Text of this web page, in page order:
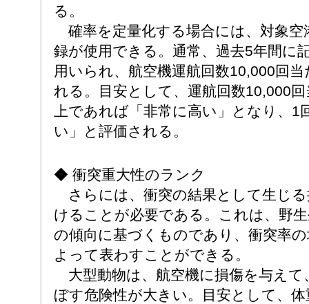
る。
確率を定量化する場合には、対象空
録が使用できる。通常、過去5年間に
用いられ、航空機運航回数10,000回
れる。目安として、運航回数10,000
上であれば「非常に高い」となり、1
い」と評価される。
◆ 衝突重大性のランク
さらには、衝突の結果として生じ
けることが必要である。これは、野
の傾向に基づくものであり、衝突率
よって表わすことができる。
大型動物は、航空機に損傷を与えて
ぼす危険性が大きい。目安として、